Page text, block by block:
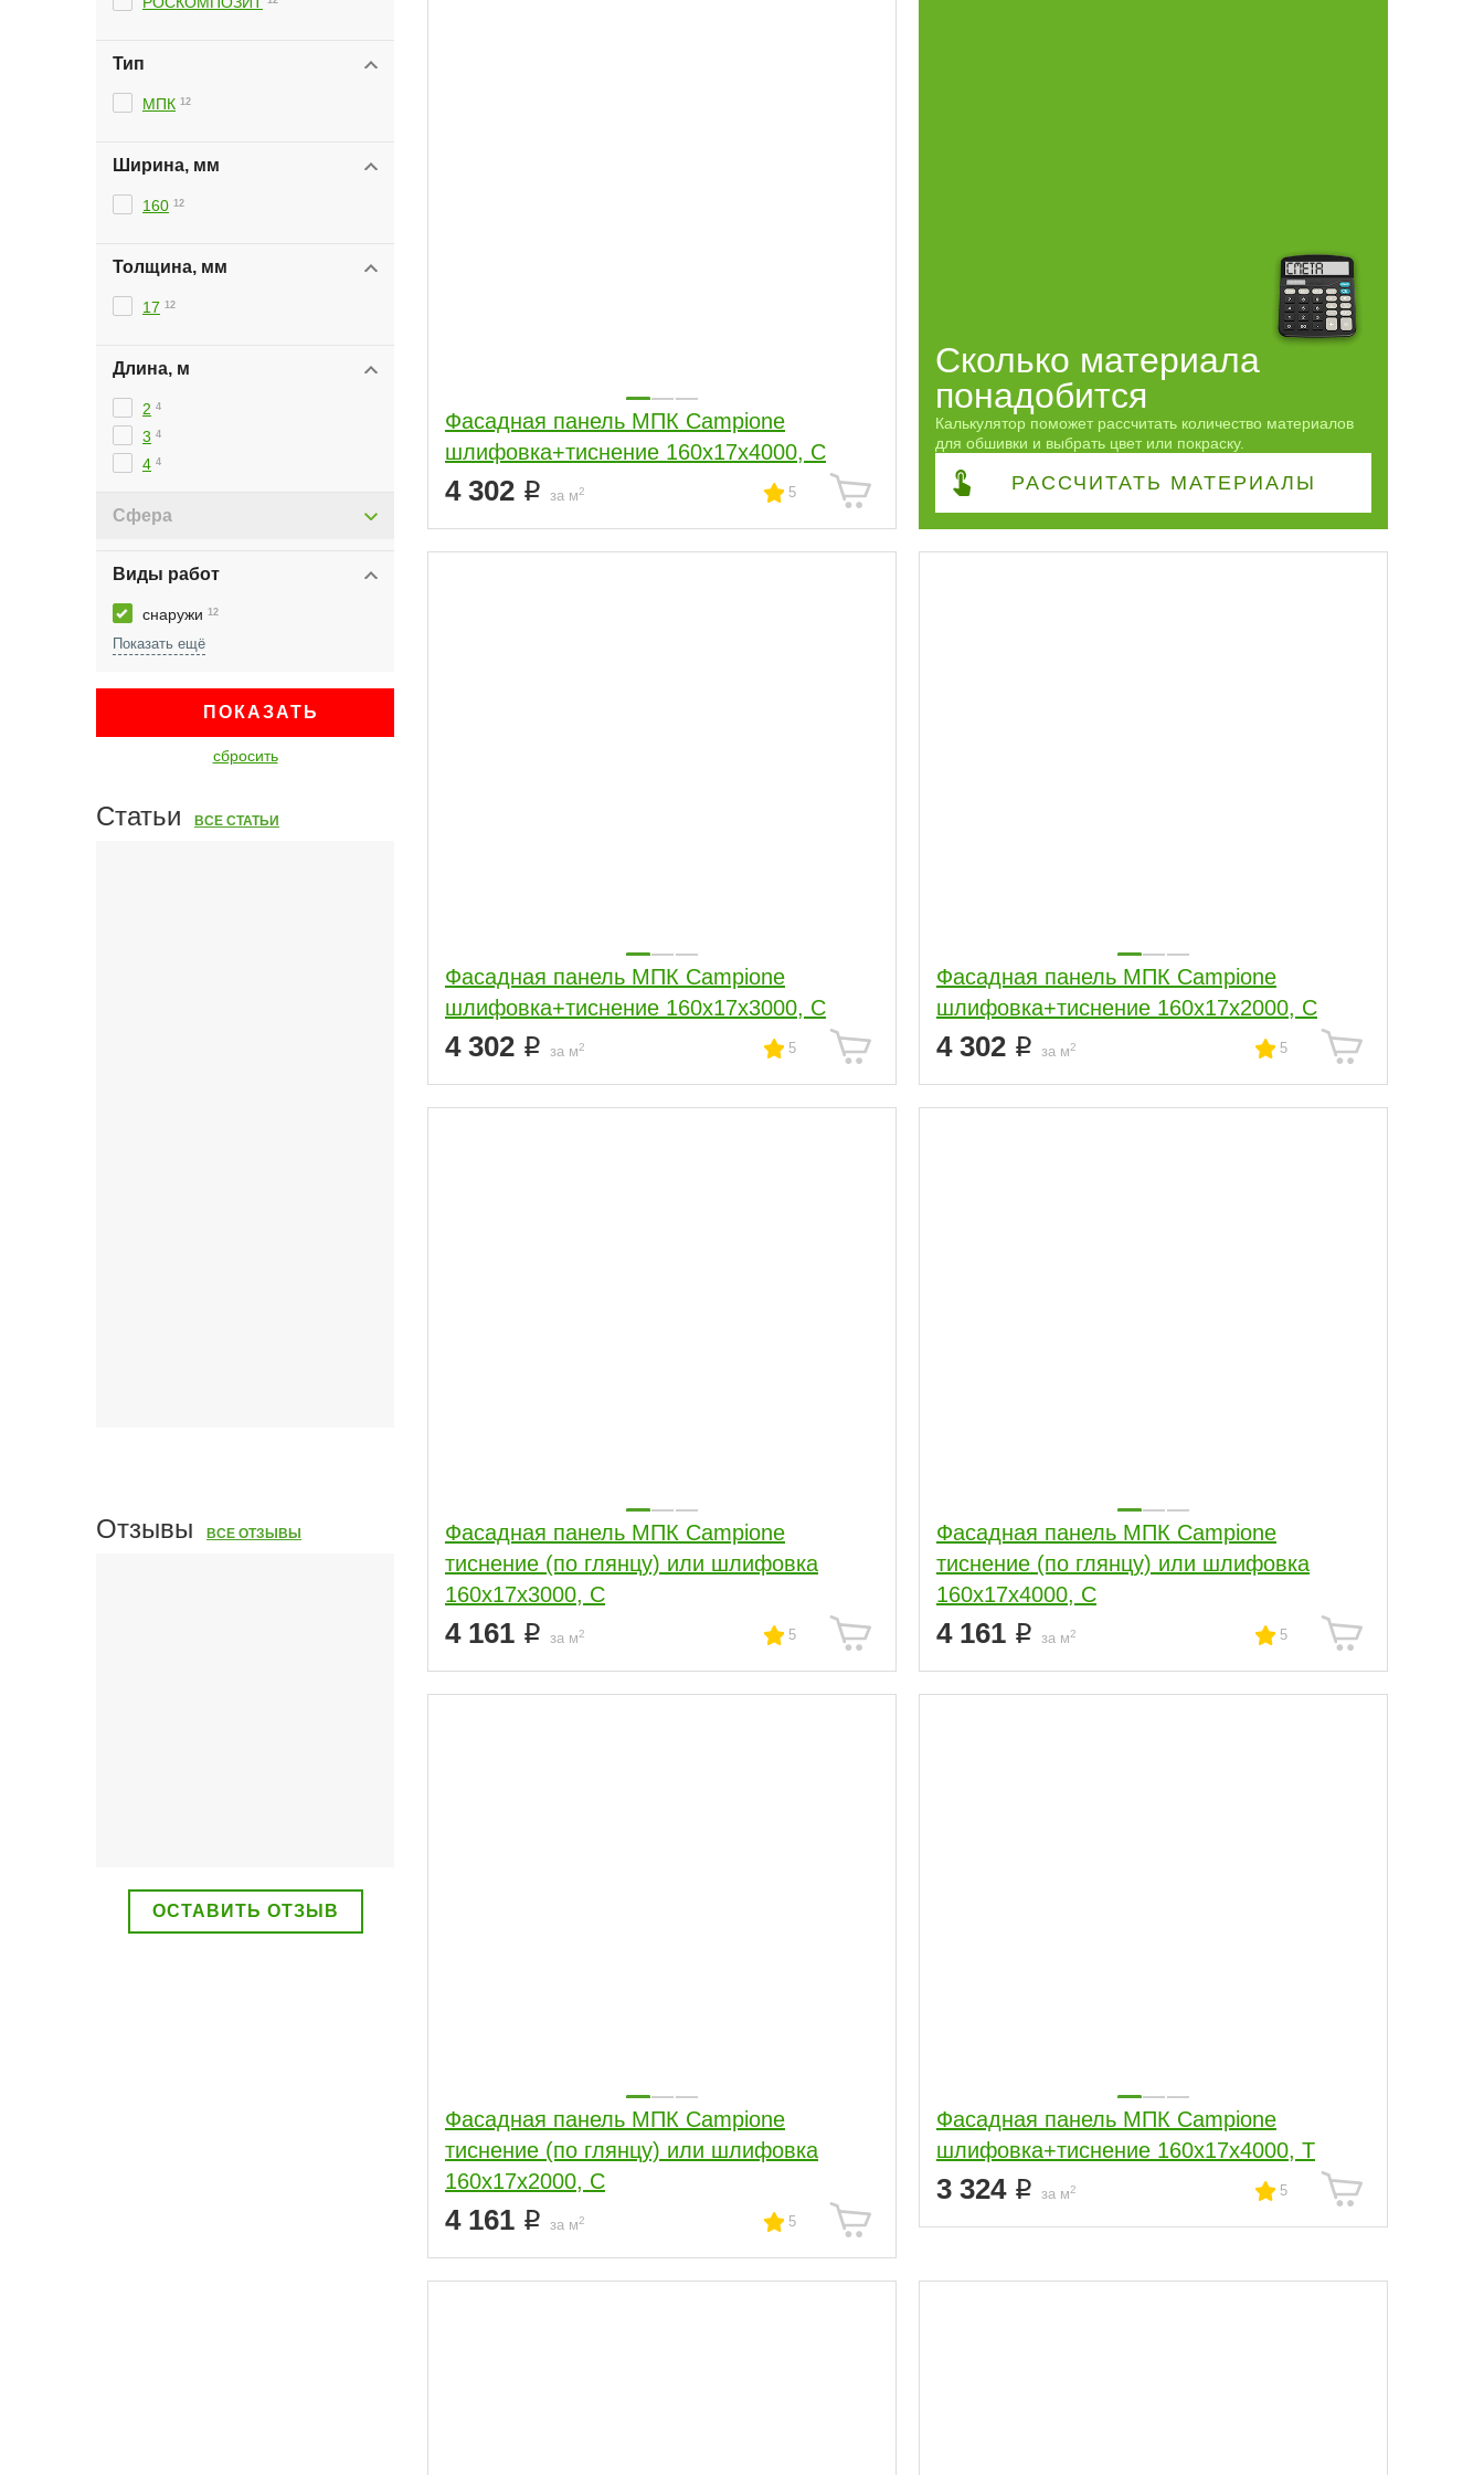
Тип
МПК 12
Ширина, мм
160 12
Толщина, мм
17 12
Длина, м
2 4
3 4
4 4
Сфера
Виды работ
снаружи 12
ПОКАЗАТЬ
сбросить
Статьи ВСЕ СТАТЬИ
Отзывы ВСЕ ОТЗЫВЫ
ОСТАВИТЬ ОТЗЫВ
Фасадная панель МПК Campione
шлифовка+тиснение 160x17x4000, С
4 302 за м2 5
Сколько материала
понадобится
Калькулятор поможет рассчитать количество материалов
для обшивки и выбрать цвет или покраску.
РАССЧИТАТЬ МАТЕРИАЛЫ
Фасадная панель МПК Campione
шлифовка+тиснение 160x17x3000, С
4 302 за м2 5
Фасадная панель МПК Campione
шлифовка+тиснение 160x17x2000, С
4 302 за м2 5
Фасадная панель МПК Campione
тиснение (по глянцу) или шлифовка
160x17x3000, С
4 161 за м2 5
Фасадная панель МПК Campione
тиснение (по глянцу) или шлифовка
160x17x4000, С
4 161 за м2 5
Фасадная панель МПК Campione
тиснение (по глянцу) или шлифовка
160x17x2000, С
4 161 за м2 5
Фасадная панель МПК Campione
шлифовка+тиснение 160x17x4000, Т
3 324 за м2 5